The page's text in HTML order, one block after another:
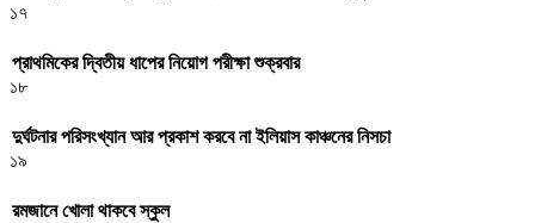
১৭
প্রাথমিকের দ্বিতীয় ধাপের নিয়োগ পরীক্ষা শুক্রবার
১৮
দুর্ঘটনার পরিসংখ্যান আর প্রকাশ করবে না ইলিয়াস কাঞ্চনের নিসচা
১৯
রমজানে খোলা থাকবে স্কুল